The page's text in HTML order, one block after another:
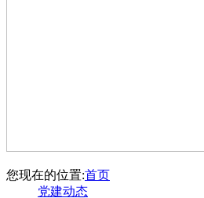
您现在的位置:首页
党建动态